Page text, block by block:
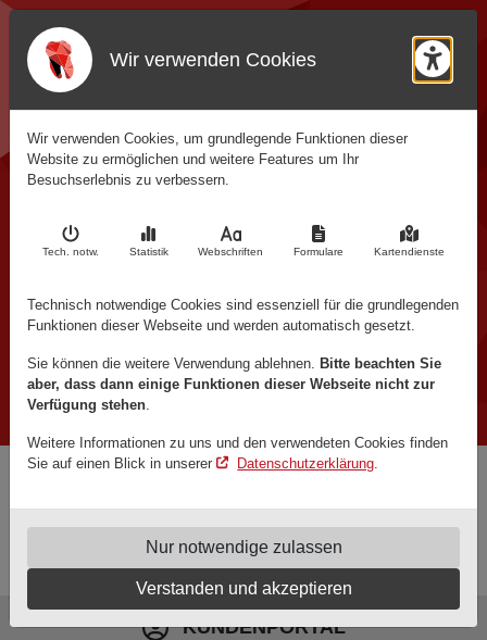
Kontaktinformationen
Rufen Sie uns an:
(01 78) 130 64 51
Schreiben Sie uns:
An Fürthenrode 37
52511 Geilenkirchen
KUNDENPORTAL
Wir verwenden Cookies
Wir verwenden Cookies, um grundlegende Funktionen dieser
Website zu ermöglichen und weitere Features um Ihr
Besuchserlebnis zu verbessern.
Tech. notw. Statistik Webschriften Formulare Kartendienste
Technisch notwendige Cookies sind essenziell für die grundlegenden
Funktionen dieser Webseite und werden automatisch gesetzt.
Sie können die weitere Verwendung ablehnen. Bitte beachten Sie
aber, dass dann einige Funktionen dieser Webseite nicht zur
Verfügung stehen
Weitere Informationen zu uns und den verwendeten Cookies finden
Sie auf einen Blick in unserer
Datenschutzerklärung
Nur notwendige zulassen
Verstanden und akzeptieren